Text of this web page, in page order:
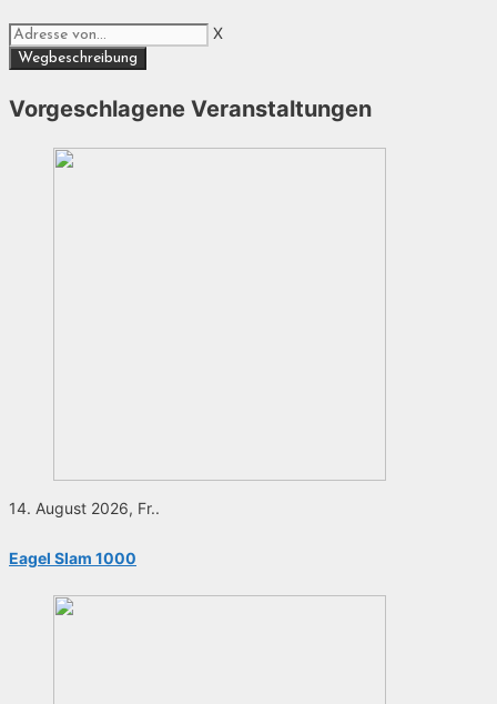
X
Vorgeschlagene Veranstaltungen
14. August 2026, Fr..
Eagel Slam 1000